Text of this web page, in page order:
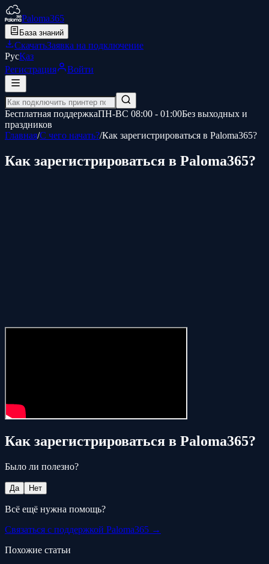
Paloma365
База знаний
СкачатьЗаявка на подключение
РусҚаз
Регистрация
Войти
Бесплатная поддержкаПН-ВС 08:00 - 01:00Без выходных и
праздников
Главная/С чего начать?/Как зарегистрироваться в Paloma365?
Как зарегистрироваться в Paloma365?
Как зарегистрироваться в Paloma365?
Было ли полезно?
Да Нет
Всё ещё нужна помощь?
Связаться с поддержкой Paloma365 →
Похожие статьи